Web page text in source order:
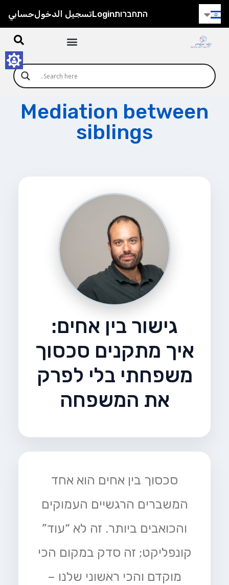
התחברותLoginتسجيل الدخولحسابي
Mediation between
siblings
גישור בין אחים:
איך מתקנים סכסוך
משפחתי בלי לפרק
את המשפחה
סכסוך בין אחים הוא אחד
המשברים הרגשיים העמוקים
והכואבים ביותר. זה לא “עוד”
קונפליקט; זה סדק במקום הכי
מוקדם והכי ראשוני שלנו –